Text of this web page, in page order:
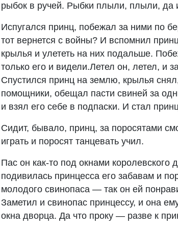
рыбок в ручей. Рыбки плыли, плыли, да
Испугался принц, побежал за ними по
тот вернется с войны? И вспомнил
крылья и улететь на них подальше.
только его и видели.Летел он, летел, и
Спустился принц на землю, крылья
помощники, обещал пасти свиней за
и взял его себе в подпаски. И стал
Сидит, бывало, принц, за поросятами
играть и поросят танцевать учил.
Пас он как-то под окнами королевского
подивилась принцесса его забавам и
молодого свинопаса — так он ей
Заметил и свинопас принцессу, и она
окна дворца. Да что проку — разве к